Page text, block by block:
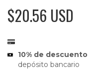
$20.56 USD
10% de descuento
depósito bancario